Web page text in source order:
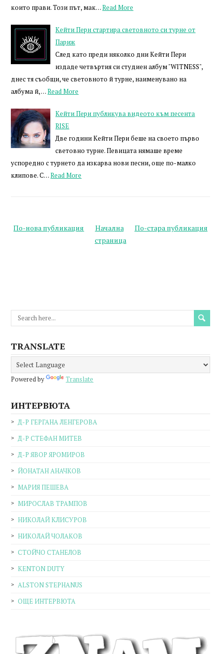
които прави. Този път, мак…Read More
Кейти Пери стартира световното си турне от
Париж
След като преди няколко дни Кейти Пери
издаде четвъртия си студиен албум "WITNESS",
днес тя съобщи, че световното й турне, наименувано на
албума й, …Read More
Кейти Пери публикува видеото към песента
RISE
Две години Кейти Пери беше на своето първо
световно турне. Певицата нямаше време
успоредно с турнето да изкарва нови песни, още по-малко
клипове. С…Read More
По-нова публикация По-стара публикация
Начална
страница
TRANSLATE
Powered by Translate
ИНТЕРВЮТА
Д-Р ГЕРГАНА ЛЕНГЕРОВА
Д-Р СТЕФАН МИТЕВ
Д-Р ЯВОР ЯРОМИРОВ
ЙОНАТАН АНАЧКОВ
МАРИЯ ПЕШЕВА
МИРОСЛАВ ТРАМПОВ
НИКОЛАЙ КЛИСУРОВ
НИКОЛАЙ ЧОЛАКОВ
СТОЙЧО СТАНЕЛОВ
KENTON DUTY
ALSTON STEPHANUS
ОЩЕ ИНТЕРВЮТА